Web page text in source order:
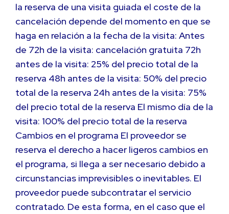
la reserva de una visita guiada el coste de la
cancelación depende del momento en que se
haga en relación a la fecha de la visita: Antes
de 72h de la visita: cancelación gratuita 72h
antes de la visita: 25% del precio total de la
reserva 48h antes de la visita: 50% del precio
total de la reserva 24h antes de la visita: 75%
del precio total de la reserva El mismo día de la
visita: 100% del precio total de la reserva
Cambios en el programa El proveedor se
reserva el derecho a hacer ligeros cambios en
el programa, si llega a ser necesario debido a
circunstancias imprevisibles o inevitables. El
proveedor puede subcontratar el servicio
contratado. De esta forma, en el caso que el